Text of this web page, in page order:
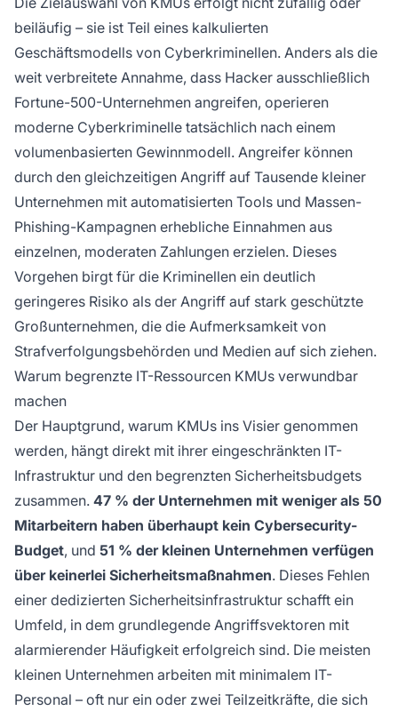
beiläufig – sie ist Teil eines kalkulierten
Geschäftsmodells von Cyberkriminellen. Anders als die
weit verbreitete Annahme, dass Hacker ausschließlich
Fortune-500-Unternehmen angreifen, operieren
moderne Cyberkriminelle tatsächlich nach einem
volumenbasierten Gewinnmodell. Angreifer können
durch den gleichzeitigen Angriff auf Tausende kleiner
Unternehmen mit automatisierten Tools und Massen-
Phishing-Kampagnen erhebliche Einnahmen aus
einzelnen, moderaten Zahlungen erzielen. Dieses
Vorgehen birgt für die Kriminellen ein deutlich
geringeres Risiko als der Angriff auf stark geschützte
Großunternehmen, die die Aufmerksamkeit von
Strafverfolgungsbehörden und Medien auf sich ziehen.
Warum begrenzte IT-Ressourcen KMUs verwundbar
machen
Der Hauptgrund, warum KMUs ins Visier genommen
werden, hängt direkt mit ihrer eingeschränkten IT-
Infrastruktur und den begrenzten Sicherheitsbudgets
zusammen. 47 % der Unternehmen mit weniger als 50
Mitarbeitern haben überhaupt kein Cybersecurity-
Budget, und 51 % der kleinen Unternehmen verfügen
über keinerlei Sicherheitsmaßnahmen. Dieses Fehlen
einer dedizierten Sicherheitsinfrastruktur schafft ein
Umfeld, in dem grundlegende Angriffsvektoren mit
alarmierender Häufigkeit erfolgreich sind. Die meisten
kleinen Unternehmen arbeiten mit minimalem IT-
Personal – oft nur ein oder zwei Teilzeitkräfte, die sich